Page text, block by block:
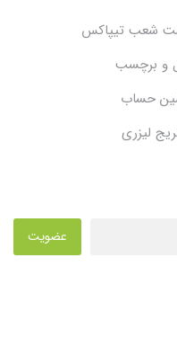
شعب تیپاکس
و برچسب
حساب
لیزری
عضویت